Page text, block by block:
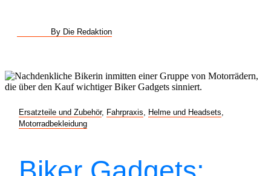
By Die Redaktion
Ersatzteile und Zubehör, Fahrpraxis Helme und Headsets
Motorradbekleidung